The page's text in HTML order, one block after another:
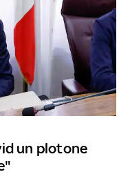
un plotone